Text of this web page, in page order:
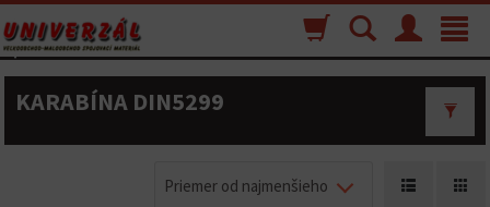
Toggle
Menu
Vyhľadávanie
Nákupný
košík
KARABÍNA DIN5299
Priemer od najmenšieho